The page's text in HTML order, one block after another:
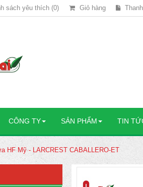
sách yêu thích (0) Giỏ hàng
CÔNG TY SẢN PHẨM TIN
HF Mỹ - LARCREST CABALLERO-ET